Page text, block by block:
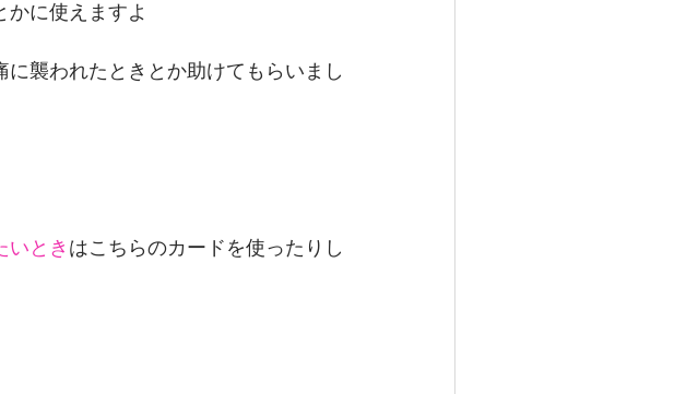
かに使えますよ
襲われたときとか助けてもらいまし
いとき はこちらのカードを使ったりし